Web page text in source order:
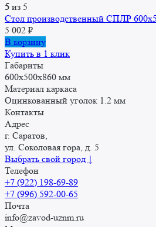
5 из 5
Стол производственный СПЛР
5 002 ₽
В корзину
Купить в 1 клик
Габариты
600x500x860 мм
Материал каркаса
Оцинкованный уголок 1.2 мм
Контакты
Адрес
г. Саратов,
ул. Соколовая гора, д. 5
Выбрать свой город ↓
Телефон
+7 (922) 198-69-89
+7 (996) 592-00-65
Почта
info@zavod-uznm.ru